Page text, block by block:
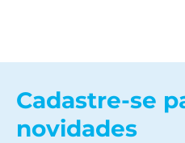
Cadastre-se
novidades